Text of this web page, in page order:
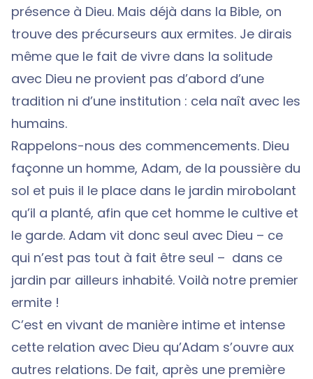
présence à Dieu. Mais déjà dans la Bible, on
trouve des précurseurs aux ermites. Je dirais
même que le fait de vivre dans la solitude
avec Dieu ne provient pas d’abord d’une
tradition ni d’une institution : cela naît avec les
humains.
Rappelons-nous des commencements. Dieu
façonne un homme, Adam, de la poussière du
sol et puis il le place dans le jardin mirobolant
qu’il a planté, afin que cet homme le cultive et
le garde. Adam vit donc seul avec Dieu – ce
qui n’est pas tout à fait être seul – dans ce
jardin par ailleurs inhabité. Voilà notre premier
ermite !
C’est en vivant de manière intime et intense
cette relation avec Dieu qu’Adam s’ouvre aux
autres relations. De fait, après une première